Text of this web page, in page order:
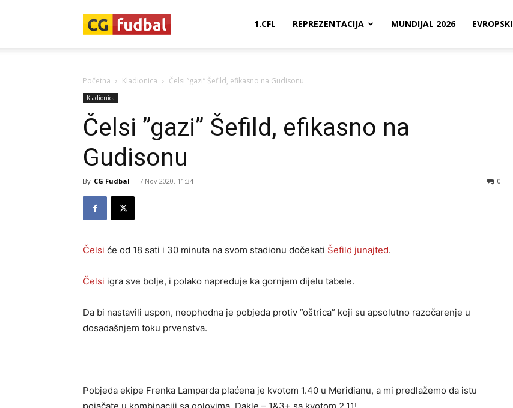
1.CFL REPREZENTACIJA MUNDIJAL 2026 EVROPSKI
Početna Kladionica Čelsi ”gazi” Šefild, efikasno na Gudisonu
Kladionica
Čelsi ”gazi” Šefild, efikasno na
Gudisonu
By CG Fudbal - 7 Nov 2020. 11:34 0
Čelsi će od 18 sati i 30 minuta na svom stadionu dočekati Šefild junajted.
Čelsi igra sve bolje, i polako napreduje ka gornjem dijelu tabele.
Da bi nastavili uspon, neophodna je pobjeda protiv ”oštrica” koji su apsolutno razočarenje u
dosadašnjem toku prvenstva.
Pobjeda ekipe Frenka Lamparda plaćena je kvotom 1.40 u Meridianu, a mi predlažemo da istu